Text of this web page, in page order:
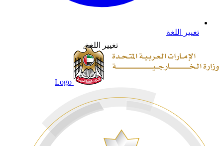
تغيير اللغة
تغيير اللغة
Logo